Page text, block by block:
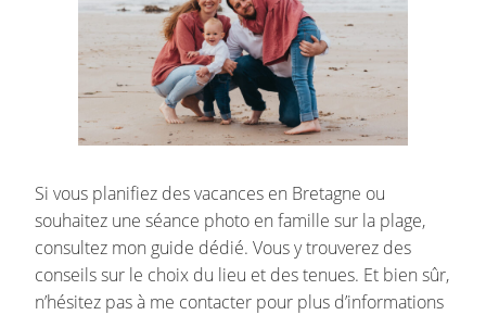
Si vous planifiez des vacances en Bretagne ou
souhaitez une séance photo en famille sur la plage,
consultez mon guide dédié. Vous y trouverez des
conseils sur le choix du lieu et des tenues. Et bien sûr,
n’hésitez pas à me contacter pour plus d’informations